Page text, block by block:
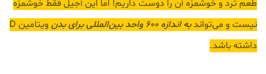
طعم ترد و خوشمزه آن را دوست داریم! اما این آجیل فقط خوشمزه
نیست و می‌تواندبه اندازه ۶۰۰ واحد بین‌المللی برای بدن
ویتامین D
داشته باشد.